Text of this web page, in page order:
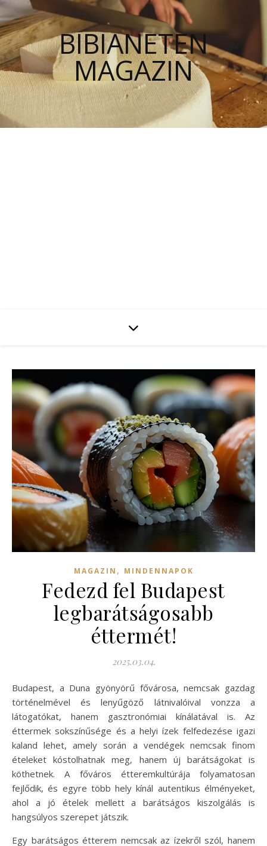
BIBIANETEN
MAGAZIN
MAGAZIN , MINDENNAPOK
Fedezd fel Budapest
legbarátságosabb
éttermét!
2025.03.04.
Budapest, a Duna gyönyörű fővárosa, nemcsak gazdag
történelmével és lenyűgöző látnivalóival vonzza a
látogatókat, hanem gasztronómiai kínálatával is. Az
éttermek sokszínűsége és a helyi ízek felfedezése igazi
kaland lehet, amely során a vendégek nemcsak finom
ételeket kóstolhatnak meg, hanem új barátságokat is
köthetnek. A főváros étteremkultúrája folyamatosan
fejlődik, és egyre több hely kínál autentikus élményeket,
ahol a jó ételek mellett a barátságos kiszolgálás is
hangsúlyos szerepet játszik.
Egy barátságos étterem nemcsak az ízekről szól, hanem